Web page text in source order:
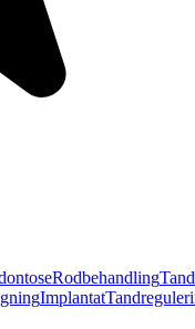
Rodbehandling
Implantat